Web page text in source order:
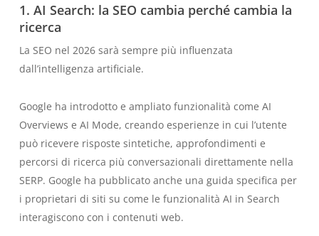
1. AI Search: la SEO cambia perché cambia la
ricerca
La SEO nel 2026 sarà sempre più influenzata
dall’intelligenza artificiale.
Google ha introdotto e ampliato funzionalità come AI
Overviews e AI Mode, creando esperienze in cui l’utente
può ricevere risposte sintetiche, approfondimenti e
percorsi di ricerca più conversazionali direttamente nella
SERP. Google ha pubblicato anche una guida specifica per
i proprietari di siti su come le funzionalità AI in Search
interagiscono con i contenuti web.